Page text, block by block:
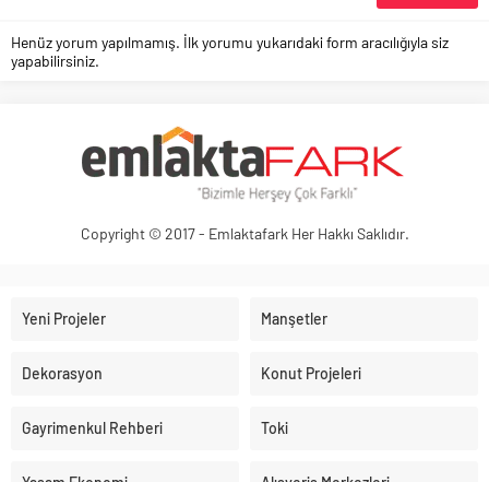
Henüz yorum yapılmamış. İlk yorumu yukarıdaki form aracılığıyla siz
yapabilirsiniz.
Copyright © 2017 - Emlaktafark Her Hakkı Saklıdır.
Yeni Projeler Manşetler
Dekorasyon Konut Projeleri
Gayrimenkul Rehberi Toki